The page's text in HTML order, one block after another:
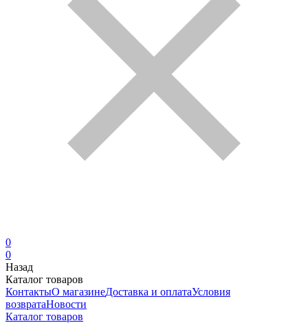
0
0
Назад
Каталог товаров
КонтактыО магазинеДоставка и оплатаУсловия
возвратаНовости
Каталог товаров